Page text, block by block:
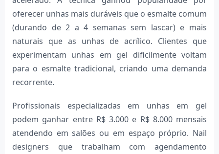
oferecer unhas mais duráveis que o esmalte comum
(durando de 2 a 4 semanas sem lascar) e mais
naturais que as unhas de acrílico. Clientes que
experimentam unhas em gel dificilmente voltam
para o esmalte tradicional, criando uma demanda
recorrente.
Profissionais especializadas em unhas em gel
podem ganhar entre R$ 3.000 e R$ 8.000 mensais
atendendo em salões ou em espaço próprio. Nail
designers que trabalham com agendamento